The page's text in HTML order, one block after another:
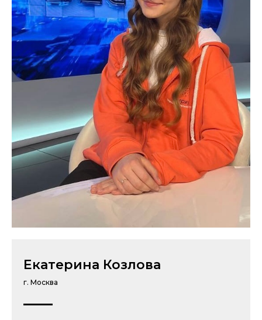
Екатерина Козлова
г. Москва